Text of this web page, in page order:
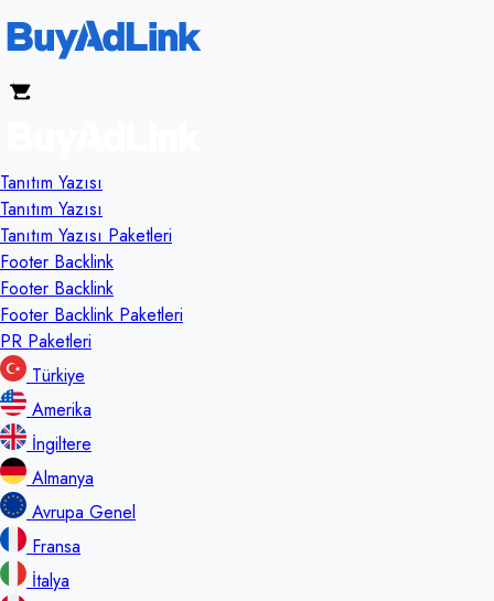
Tanıtım Yazısı
Tanıtım Yazısı
Tanıtım Yazısı Paketleri
Footer Backlink
Footer Backlink
Footer Backlink Paketleri
PR Paketleri
Türkiye
Amerika
İngiltere
Almanya
Avrupa Genel
Fransa
İtalya